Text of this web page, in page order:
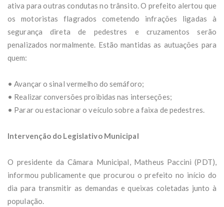
ativa para outras condutas no trânsito. O prefeito alertou que
os motoristas flagrados cometendo infrações ligadas à
segurança direta de pedestres e cruzamentos serão
penalizados normalmente. Estão mantidas as autuações para
quem:
• Avançar o sinal vermelho do semáforo;
• Realizar conversões proibidas nas interseções;
• Parar ou estacionar o veículo sobre a faixa de pedestres.
Intervenção do Legislativo Municipal
O presidente da Câmara Municipal, Matheus Paccini (PDT),
informou publicamente que procurou o prefeito no início do
dia para transmitir as demandas e queixas coletadas junto à
população.